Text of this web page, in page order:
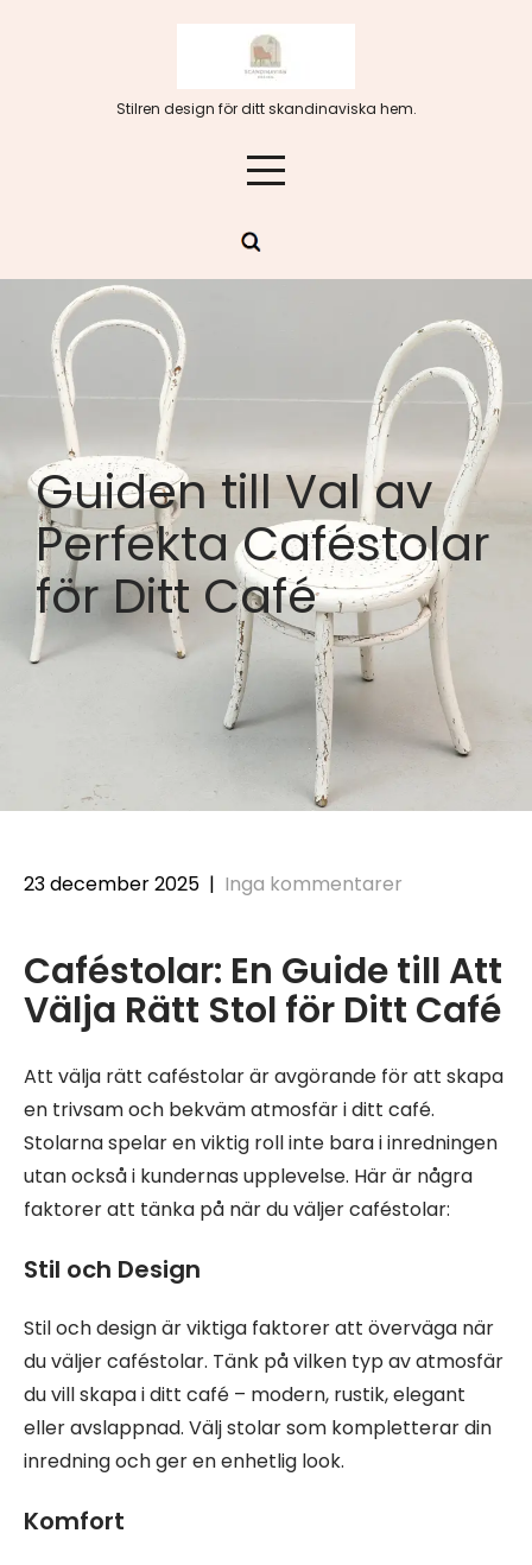
Stilren design för ditt skandinaviska hem.
Guiden till Val av
Perfekta Caféstolar
för Ditt Café
23 december 2025 | Inga kommentarer
Caféstolar: En Guide till Att
Välja Rätt Stol för Ditt Café
Att välja rätt caféstolar är avgörande för att skapa
en trivsam och bekväm atmosfär i ditt café.
Stolarna spelar en viktig roll inte bara i inredningen
utan också i kundernas upplevelse. Här är några
faktorer att tänka på när du väljer caféstolar:
Stil och Design
Stil och design är viktiga faktorer att överväga när
du väljer caféstolar. Tänk på vilken typ av atmosfär
du vill skapa i ditt café – modern, rustik, elegant
eller avslappnad. Välj stolar som kompletterar din
inredning och ger en enhetlig look.
Komfort